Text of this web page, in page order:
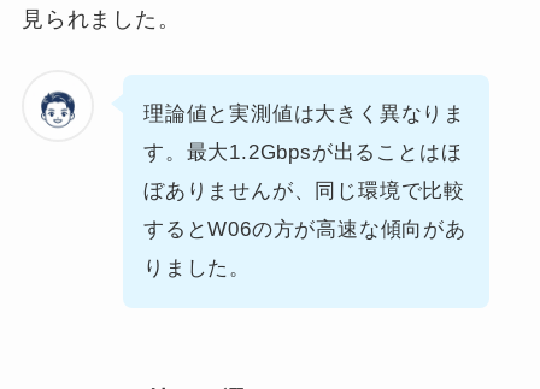
見られました。
理論値と実測値は大きく異なりま
す。最大1.2Gbpsが出ることはほ
ぼありませんが、同じ環境で比較
するとW06の方が高速な傾向があ
りました。